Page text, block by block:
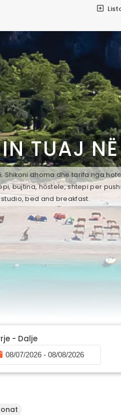
TUAJ
dhoma dhe tarifa nga
bujtina, hostele, shtepi per
studio, bed and breakfast.
- Dalje